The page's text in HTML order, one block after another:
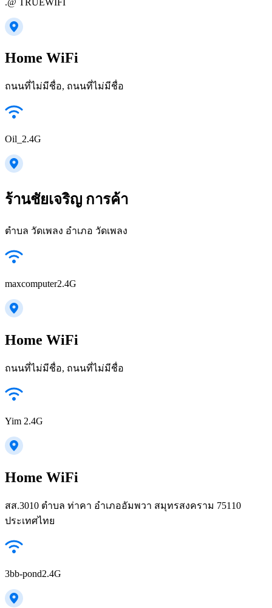
Home WiFi
ถนนที่ไม่มีชื่อ, ถนนที่ไม่มีชื่อ
Oil_2.4G
ร้านชัยเจริญ การค้า
ตำบล วัดเพลง อำเภอ วัดเพลง
maxcomputer2.4G
Home WiFi
ถนนที่ไม่มีชื่อ, ถนนที่ไม่มีชื่อ
Yim 2.4G
Home WiFi
สส.3010 ตำบล ท่าคา อำเภออัมพวา สมุทรสงคราม 75110
ประเทศไทย
3bb-pond2.4G